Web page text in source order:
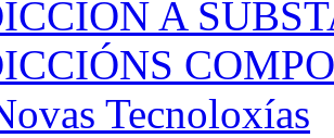
A
Tecnoloxías